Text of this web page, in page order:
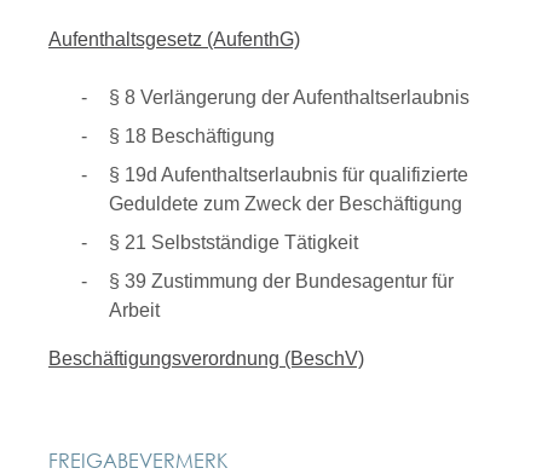
Aufenthaltsgesetz (AufenthG)
§ 8 Verlängerung der Aufenthaltserlaubnis
§ 18 Beschäftigung
§ 19d Aufenthaltserlaubnis für qualifizierte
Geduldete zum Zweck der Beschäftigung
§ 21 Selbstständige Tätigkeit
§ 39 Zustimmung der Bundesagentur für
Arbeit
Beschäftigungsverordnung (BeschV)
FREIGABEVERMERK